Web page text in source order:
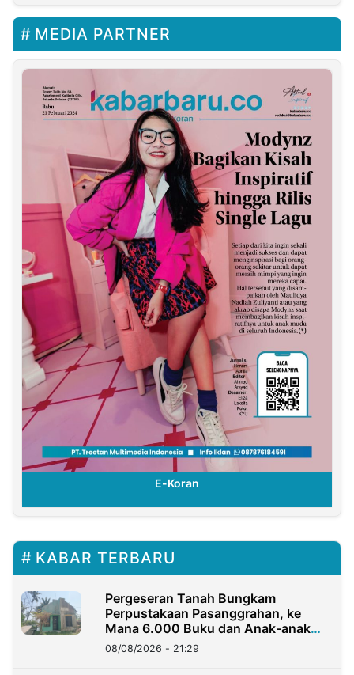
Provinsi Jabar 2024
MEDIA PARTNER
E-Koran
KABAR TERBARU
Pergeseran Tanah Bungkam
Perpustakaan Pasanggrahan, ke
Mana 6.000 Buku dan Anak-anak
Kini?
08/08/2026 - 21:29